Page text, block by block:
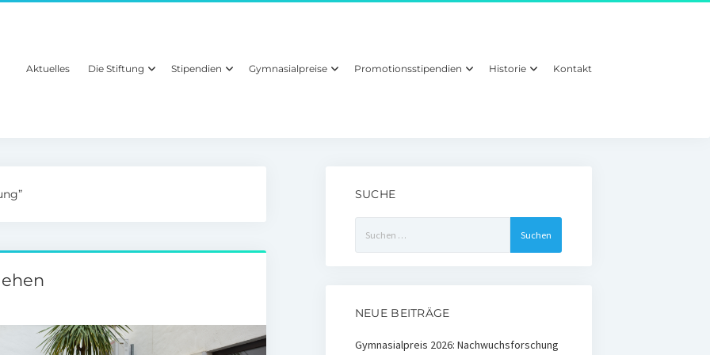
Aktuelles Die Stiftung Stipendien Gymnasialpreise Promotionsstipendien Historie Kontakt
SUCHE
nach:
NEUE BEITRÄGE
Gymnasialpreis 2026: Nachwuchsforschung